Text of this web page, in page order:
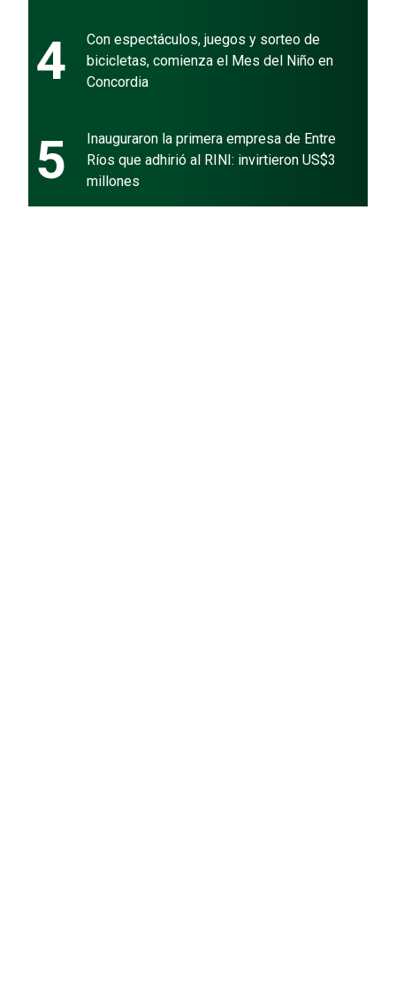
4
Con espectáculos, juegos y sorteo de
bicicletas, comienza el Mes del Niño en
Concordia
5
Inauguraron la primera empresa de Entre
Ríos que adhirió al RINI: invirtieron US$3
millones